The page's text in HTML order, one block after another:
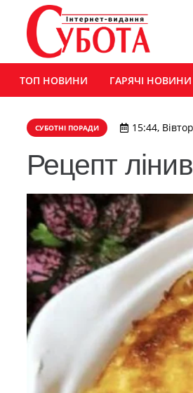
ТОП НОВИНИ ГАРЯЧІ НОВИНИ
СУБОТНІ ПОРАДИ 15:44,
Рецепт